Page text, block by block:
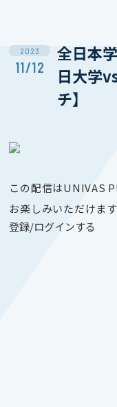
2023
11/12
全日本
日大学
チ】
この配信はUNIVAS
お楽しみいただけます
登録/ログインする